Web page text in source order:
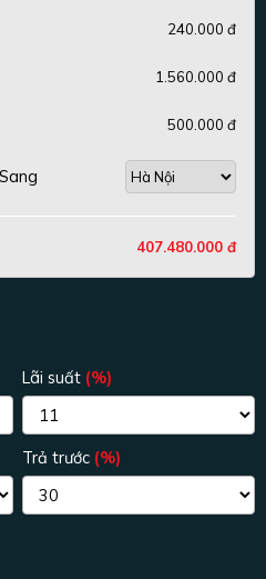
240.000 đ
1.560.000 đ
500.000 đ
Sang
407.480.000 đ
Lãi suất (%)
Trả trước (%)